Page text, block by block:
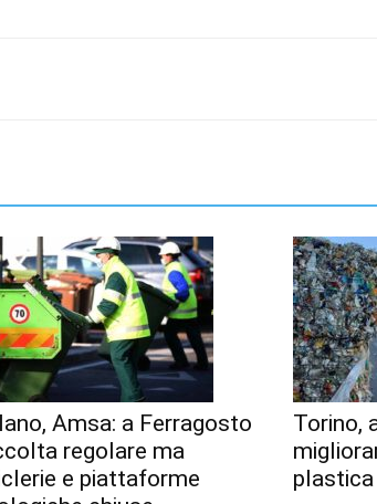
Amsa: a Ferragosto
regolare ma
e piattaforme
Torino,